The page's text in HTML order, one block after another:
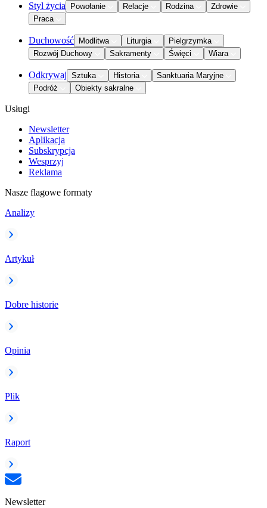
Styl życia Powołanie Relacje Rodzina
Zdrowie
Praca
Duchowość Modlitwa Liturgia
Pielgrzymka
Rozwój Duchowy
Sakramenty Święci Wiara
Odkrywaj Sztuka Historia
Sanktuaria Maryjne
Podróż
Obiekty sakralne
Usługi
Newsletter
Aplikacja
Subskrypcja
Wesprzyj
Reklama
Nasze flagowe formaty
Analizy
Artykuł
Dobre historie
Opinia
Plik
Raport
Newsletter